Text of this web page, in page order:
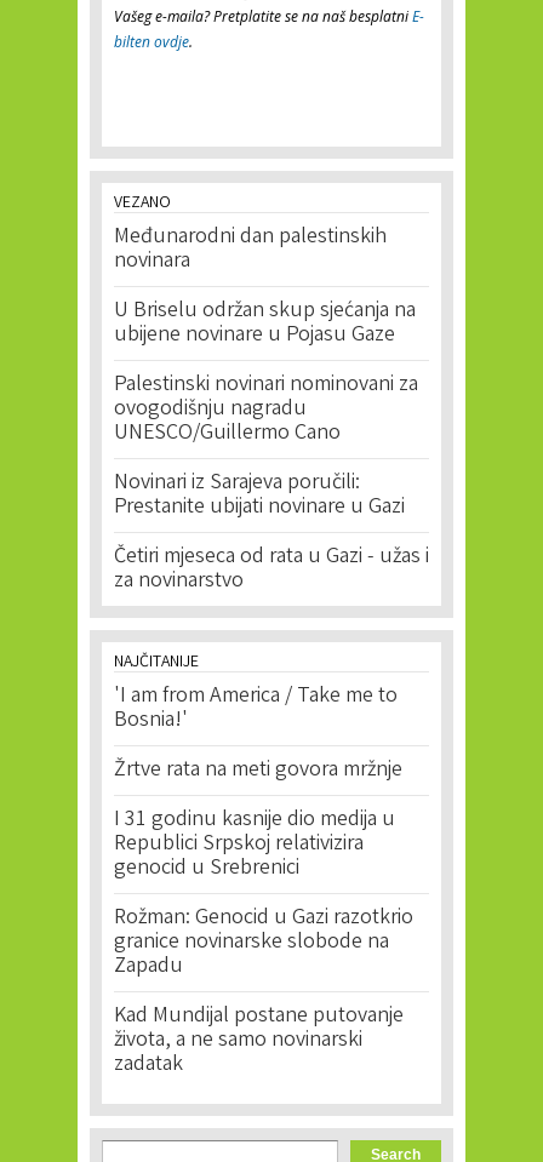
Vašeg e-maila? Pretplatite se na naš besplatniE-
bilten ovdje.
VEZANO
Međunarodni dan palestinskih
novinara
U Briselu održan skup sjećanja na
ubijene novinare u Pojasu Gaze
Palestinski novinari nominovani za
ovogodišnju nagradu
UNESCO/Guillermo Cano
Novinari iz Sarajeva poručili:
Prestanite ubijati novinare u Gazi
Četiri mjeseca od rata u Gazi - užas i
za novinarstvo
NAJČITANIJE
'I am from America / Take me to
Bosnia!'
Žrtve rata na meti govora mržnje
I 31 godinu kasnije dio medija u
Republici Srpskoj relativizira
genocid u Srebrenici
Rožman: Genocid u Gazi razotkrio
granice novinarske slobode na
Zapadu
Kad Mundijal postane putovanje
života, a ne samo novinarski
zadatak
Search